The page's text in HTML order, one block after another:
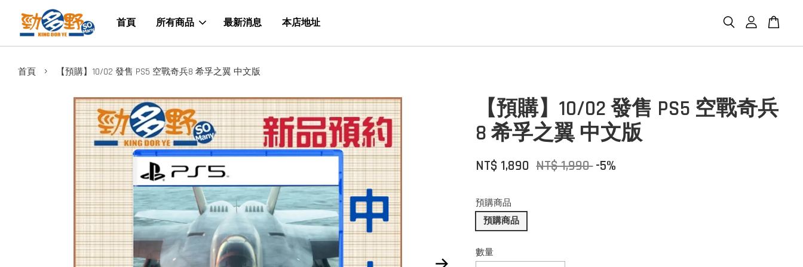
首頁 所有商品 最新消息 本店地址
首頁 › 【預購】10/02 發售 PS5 空戰奇兵8 希孚之翼 中文版
【預購】10/02 發售 PS5 空戰奇兵
8 希孚之翼 中文版
NT$ 1,890 NT$ 1,990-5%
預購商品
預購商品
數量